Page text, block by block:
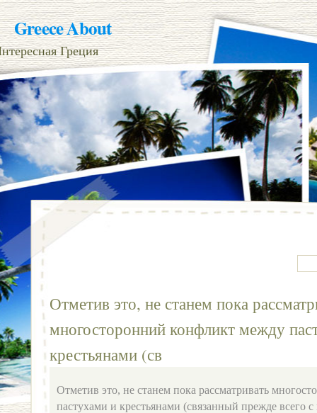
Greece About
Греция
Отметив это, не станем пока
многосторонний кон­фликт между
крестьянами (св
Отметив это, не станем пока рассматривать
пастухами и крестьянами (связанный прежде всего